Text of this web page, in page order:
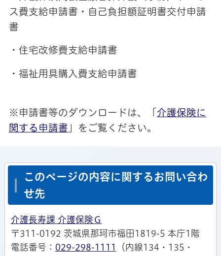
ス費支給申請書・自己負担額証明書交付申請
書
・住宅改修費支給申請書
・福祉用具購入費支給申請書
※申請書等のダウンロードは、「 介護保険に
関する申請書 」をご覧ください。
このページの内容に関するお問い合わ
せ先
介護長寿課 介護保険Ｇ
〒311-0192 茨城県那珂市福田1819-5 本庁1階
電話番号： 029-298-1111
（内線134・135・